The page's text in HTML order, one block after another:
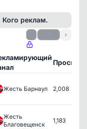
Кого реклам.
›
Жесть Барнаул 2,008
Жесть
Благовещенск
1,183